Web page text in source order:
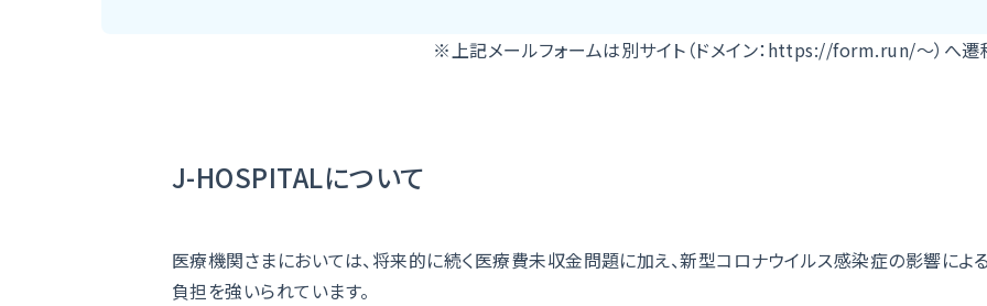
※上記メールフォームは別サイト（ドメイン：https://form.run/～）へ遷
J-HOSPITALについて
医療機関さまにおいては、将来的に続く医療費未収金問題に加え、新型コロナウイルス感染症の影響に
負担を強いられています。